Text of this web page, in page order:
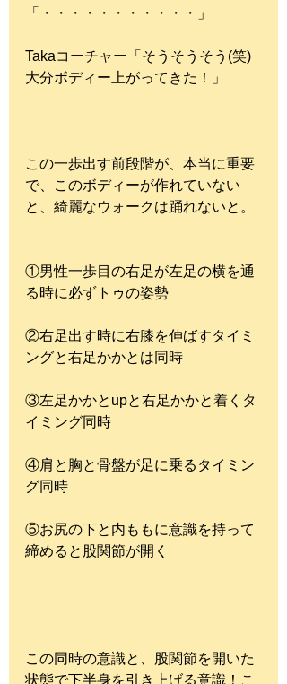
「・・・・・・・・・・・」
Takaコーチャー「そうそうそう(笑)
大分ボディー上がってきた！」
この一歩出す前段階が、本当に重要
で、このボディーが作れていない
と、綺麗なウォークは踊れないと。
①男性一歩目の右足が左足の横を通
る時に必ずトゥの姿勢
②右足出す時に右膝を伸ばすタイミ
ングと右足かかとは同時
③左足かかとupと右足かかと着くタ
イミング同時
④肩と胸と骨盤が足に乗るタイミン
グ同時
⑤お尻の下と内ももに意識を持って
締めると股関節が開く
この同時の意識と、股関節を開いた
状態で下半身を引き上げる意識！こ